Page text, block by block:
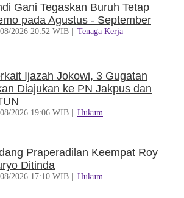
Gani Tegaskan Buruh Tetap
pada Agustus - September
2026 20:52 WIB || Tenaga Kerja
Ijazah Jokowi, 3 Gugatan
Diajukan ke PN Jakpus dan
2026 19:06 WIB || Hukum
Praperadilan Keempat Roy
Ditinda
2026 17:10 WIB || Hukum